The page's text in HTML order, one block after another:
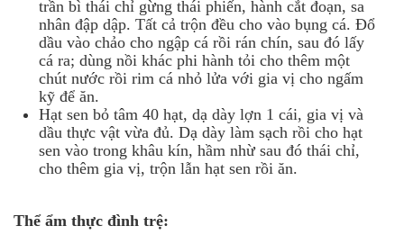
trần bì thái chỉ gừng thái phiến, hành cắt đoạn, sa
nhân đập dập. Tất cả trộn đều cho vào bụng cá. Đổ
dầu vào chảo cho ngập cá rồi rán chín, sau đó lấy
cá ra; dùng nồi khác phi hành tỏi cho thêm một
chút nước rồi rim cá nhỏ lửa với gia vị cho ngấm
kỹ để ăn.
Hạt sen bỏ tâm 40 hạt, dạ dày lợn 1 cái, gia vị và
dầu thực vật vừa đủ. Dạ dày làm sạch rồi cho hạt
sen vào trong khâu kín, hầm nhừ sau đó thái chỉ,
cho thêm gia vị, trộn lẫn hạt sen rồi ăn.
Thể ẩm thực đình trệ: